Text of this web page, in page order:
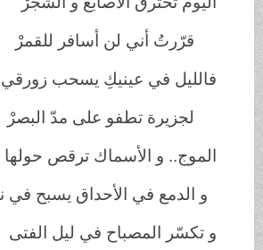
قرّرتُ أني لن أسافر للقمرْ
فالليل في عينيكِ يسحب زورقي
لجزيرة تطفو على مدّ البصرْ
الموج.. و الأسماك ترقص حولها
و الدمع في الأحداق يسبح في نهرْ
و تكسّر المصباح في ليل الفتى